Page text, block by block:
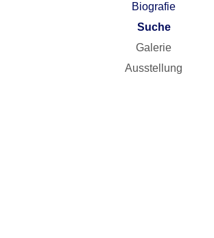
Biografie
Suche
Galerie
Ausstellung